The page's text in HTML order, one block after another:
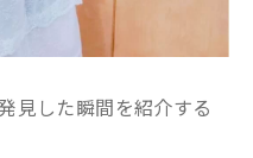
見した瞬間を紹介する